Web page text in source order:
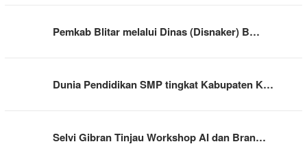
Pemkab Blitar melalui Dinas (Disnaker) B…
Dunia Pendidikan SMP tingkat Kabupaten K…
Selvi Gibran Tinjau Workshop AI dan Bran…